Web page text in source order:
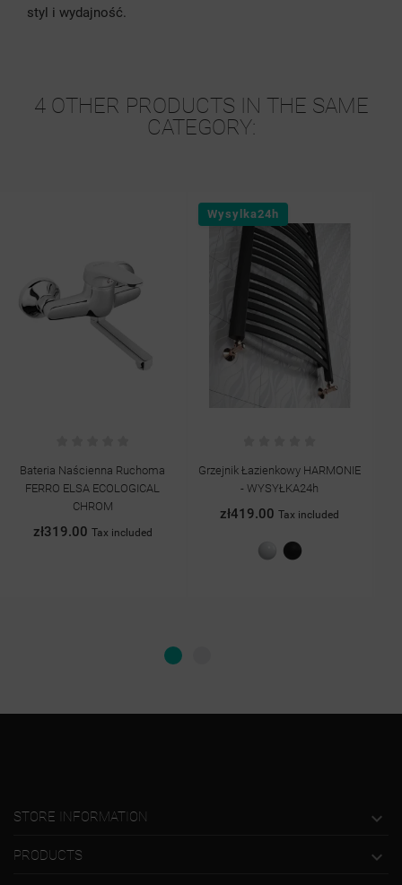
styl i wydajność.
4 OTHER PRODUCTS IN THE SAME
CATEGORY:
Bateria Naścienna Ruchoma
FERRO ELSA ECOLOGICAL
CHROM
zł319.00 Tax included
Wysylka24h
Grzejnik Łazienkowy HARMONIE
- WYSYŁKA24h
zł419.00Tax included
Biały
połysk
Czarny
mat
STORE INFORMATION 
PRODUCTS 